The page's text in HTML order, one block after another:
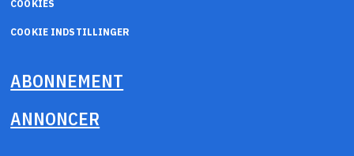
COOKIES
COOKIE INDSTILLINGER
ABONNEMENT
ANNONCER